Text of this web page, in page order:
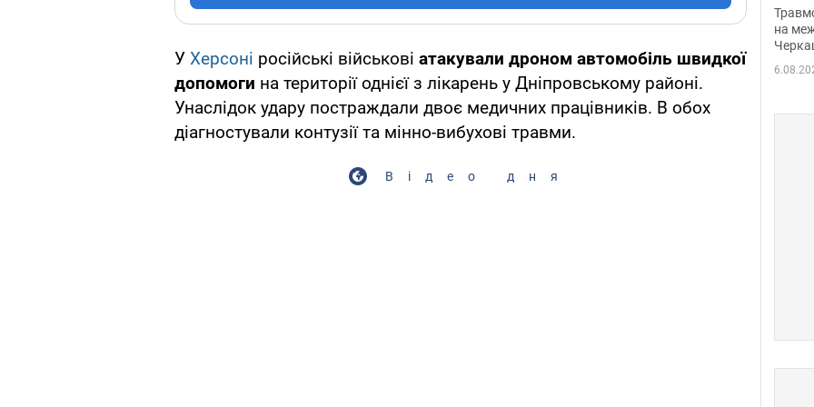
У Херсоні російські військові атакували дроном автомобіль швидкої
допомоги на території однієї з лікарень у Дніпровському районі.
Унаслідок удару постраждали двоє медичних працівників. В обох
діагностували контузії та мінно-вибухові травми.
Відео дня
Фото
на